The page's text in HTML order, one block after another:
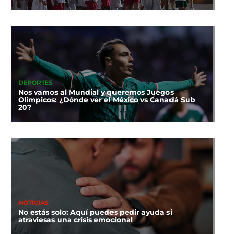
DEPORTES
Nos vamos al Mundial y queremos Juegos
Olímpicos: ¿Dónde ver el México vs Canadá Sub
20?
NOTICIAS
No estás solo: Aquí puedes pedir ayuda si
atraviesas una crisis emocional